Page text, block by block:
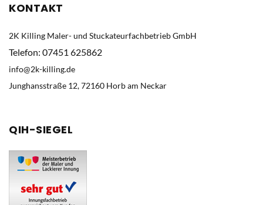
KONTAKT
2K Killing Maler- und Stuckateurfachbetrieb GmbH
Telefon: 07451 625862
info@2k-killing.de
Junghansstraße 12, 72160 Horb am Neckar
QIH-SIEGEL